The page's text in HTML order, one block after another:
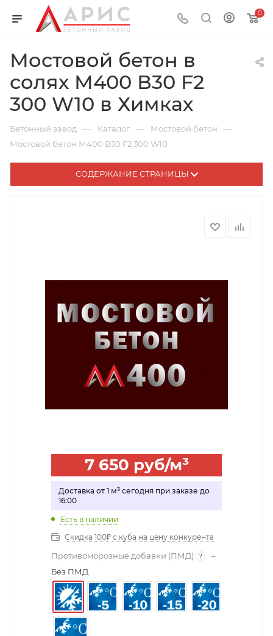
0
Мостовой бетон в
солях М400 В30 F2
300 W10 в Химках
Бетонный завод — Каталог — Мостовой бетон —
Мостовой бетон М400 В30 F2 300 W10
СОДЕРЖАНИЕ СТРАНИЦЫ
7 650 руб/м³
Доставка от 1 м³ сегодня при заказе до
16:00
Есть в наличии
Скидка 100₽ с куба на цену конкурента
Противоморозные добавки (ПМД) ?
–
Без ПМД